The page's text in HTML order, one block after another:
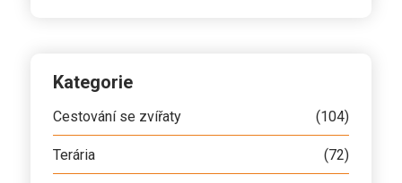
Kategorie
Cestování se zvířaty (104)
Terária (72)